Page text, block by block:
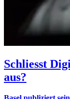
Schliesst
aus?